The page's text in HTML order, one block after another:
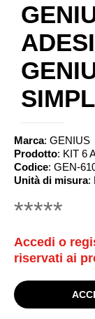
Marca: GENIUS
Prodotto: KIT 6
Codice: GEN-
Unità di misura:
*****
Accedi o
riservati ai